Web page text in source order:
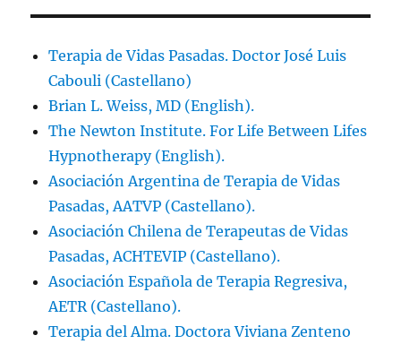
Terapia de Vidas Pasadas. Doctor José Luis
Cabouli (Castellano)
Brian L. Weiss, MD (English).
The Newton Institute. For Life Between Lifes
Hypnotherapy (English).
Asociación Argentina de Terapia de Vidas
Pasadas, AATVP (Castellano).
Asociación Chilena de Terapeutas de Vidas
Pasadas, ACHTEVIP (Castellano).
Asociación Española de Terapia Regresiva,
AETR (Castellano).
Terapia del Alma. Doctora Viviana Zenteno